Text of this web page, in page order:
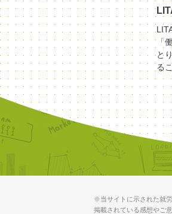
「
と
る
※当サイトに示された就
掲載されている感想やご